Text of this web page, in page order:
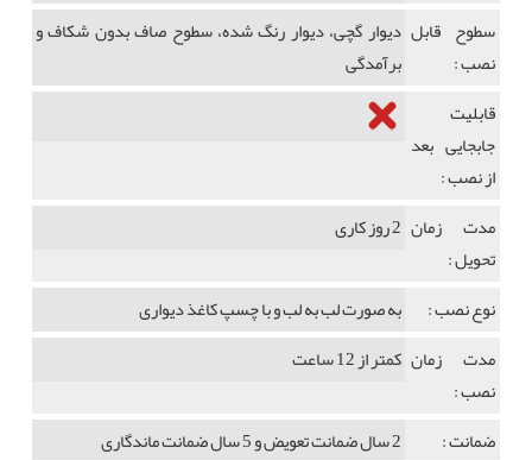
سطوح قابل
نصب :
دیوار گچی، دیوار رنگ شده، سطوح صاف بدون شکاف و
برآمدگی
قابلیت
جابجایی بعد
از نصب :
مدت زمان
تحویل :
2 روز کاری
نوع نصب :
به صورت لب به لب و با چسپ کاغذ دیواری
مدت زمان
نصب :
کمتر از 12 ساعت
ضمانت :
2 سال ضمانت تعویض و 5 سال ضمانت ماندگاری